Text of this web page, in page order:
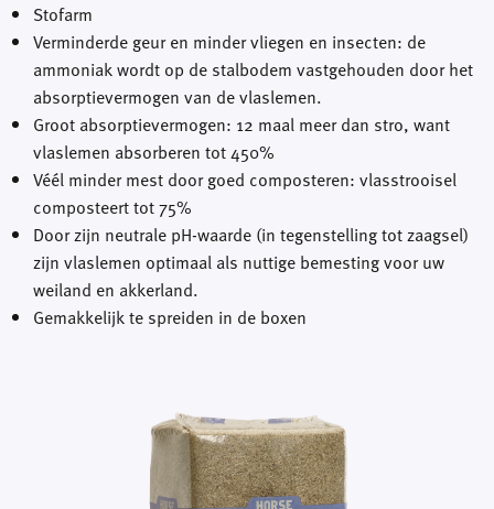
Stofarm
Verminderde geur en minder vliegen en insecten: de
ammoniak wordt op de stalbodem vastgehouden door het
absorptievermogen van de vlaslemen.
Groot absorptievermogen: 12 maal meer dan stro, want
vlaslemen absorberen tot 450%
Véél minder mest door goed composteren: vlasstrooisel
composteert tot 75%
Door zijn neutrale pH-waarde (in tegenstelling tot zaagsel)
zijn vlaslemen optimaal als nuttige bemesting voor uw
weiland en akkerland.
Gemakkelijk te spreiden in de boxen